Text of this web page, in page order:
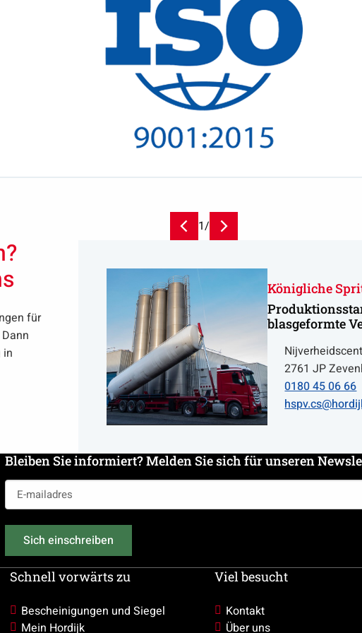
1/
für
in
Königliche
blasgeformte
2761 JP
0180 45 06 66
Call
0180
66
Email
Bleiben Sie informiert? Melden Sie sich für unseren
mailadres
(erforderlich)
Sich einschreiben
Schnell vorwärts zu
Bescheinigungen und Siegel
Mein Hordijk
Viel besucht
Kontakt
Über uns